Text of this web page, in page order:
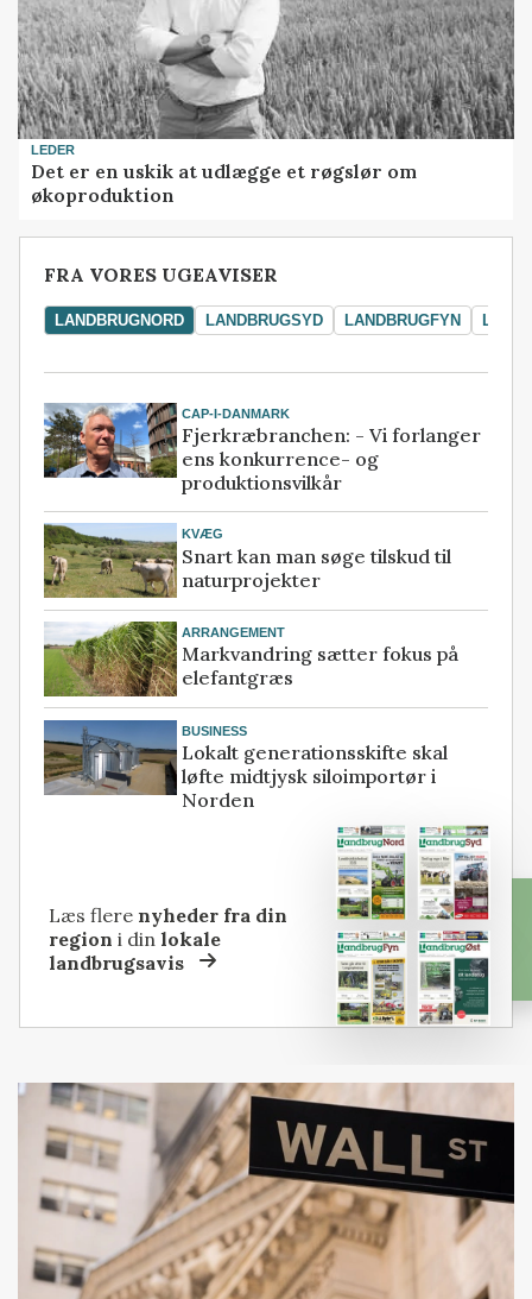
LEDER
Det er en uskik at udlægge et røgslør om
økoproduktion
FRA VORES UGEAVISER
LANDBRUGNORD LANDBRUGSYD LANDBRUGFYN
CAP-I-DANMARK
Fjerkræbranchen: - Vi forlanger
ens konkurrence- og
produktionsvilkår
KVÆG
Snart kan man søge tilskud til
naturprojekter
ARRANGEMENT
Markvandring sætter fokus på
elefantgræs
BUSINESS
Lokalt generationsskifte skal
løfte midtjysk siloimportør i
Norden
Læs flere nyheder fra din
region i dinlokale
landbrugsavis